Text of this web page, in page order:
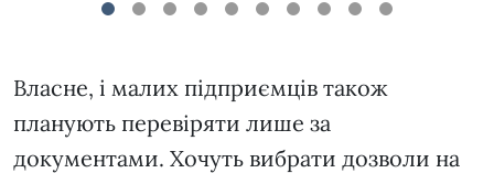
10
Власне, і малих підприємців також
планують перевіряти лише за
документами. Хочуть вибрати дозволи на